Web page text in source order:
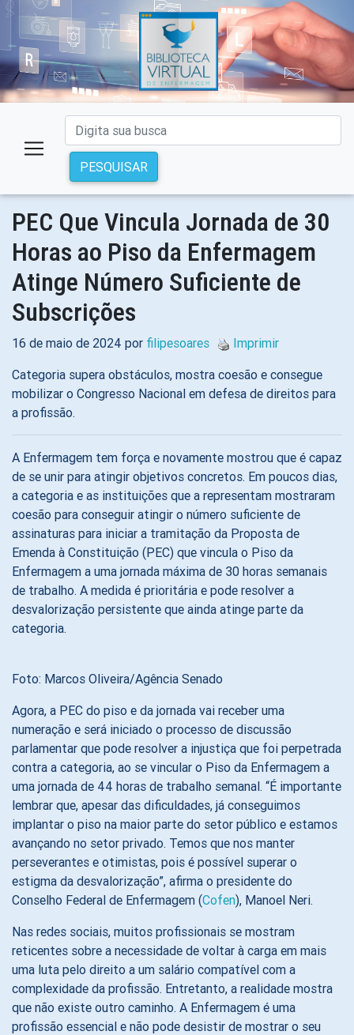
PESQUISAR
PEC Que Vincula Jornada de 30
Horas ao Piso da Enfermagem
Atinge Número Suficiente de
Subscrições
16 de maio de 2024 por filipesoares
Imprimir
Categoria supera obstáculos, mostra coesão e consegue
mobilizar o Congresso Nacional em defesa de direitos para
a profissão.
A Enfermagem tem força e novamente mostrou que é capaz
de se unir para atingir objetivos concretos. Em poucos dias,
a categoria e as instituições que a representam mostraram
coesão para conseguir atingir o número suficiente de
assinaturas para iniciar a tramitação da Proposta de
Emenda à Constituição (PEC) que vincula o Piso da
Enfermagem a uma jornada máxima de 30 horas semanais
de trabalho. A medida é prioritária e pode resolver a
desvalorização persistente que ainda atinge parte da
categoria.
Foto: Marcos Oliveira/Agência Senado
Agora, a PEC do piso e da jornada vai receber uma
numeração e será iniciado o processo de discussão
parlamentar que pode resolver a injustiça que foi perpetrada
contra a categoria, ao se vincular o Piso da Enfermagem a
uma jornada de 44 horas de trabalho semanal. “É importante
lembrar que, apesar das dificuldades, já conseguimos
implantar o piso na maior parte do setor público e estamos
avançando no setor privado. Temos que nos manter
perseverantes e otimistas, pois é possível superar o
estigma da desvalorização”, afirma o presidente do
Conselho Federal de Enfermagem (Cofen), Manoel Neri.
Nas redes sociais, muitos profissionais se mostram
reticentes sobre a necessidade de voltar à carga em mais
uma luta pelo direito a um salário compatível com a
complexidade da profissão. Entretanto, a realidade mostra
que não existe outro caminho. A Enfermagem é uma
profissão essencial e não pode desistir de mostrar o seu